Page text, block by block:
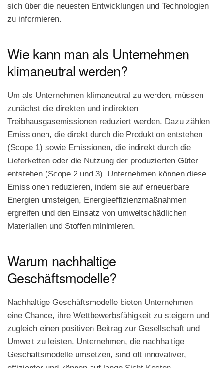
sich über die neuesten Entwicklungen und Technologien
zu informieren.
Wie kann man als Unternehmen
klimaneutral werden?
Um als Unternehmen klimaneutral zu werden, müssen
zunächst die direkten und indirekten
Treibhausgasemissionen reduziert werden. Dazu zählen
Emissionen, die direkt durch die Produktion entstehen
(Scope 1) sowie Emissionen, die indirekt durch die
Lieferketten oder die Nutzung der produzierten Güter
entstehen (Scope 2 und 3). Unternehmen können diese
Emissionen reduzieren, indem sie auf erneuerbare
Energien umsteigen, Energieeffizienzmaßnahmen
ergreifen und den Einsatz von umweltschädlichen
Materialien und Stoffen minimieren.
Warum nachhaltige
Geschäftsmodelle?
Nachhaltige Geschäftsmodelle bieten Unternehmen
eine Chance, ihre Wettbewerbsfähigkeit zu steigern und
zugleich einen positiven Beitrag zur Gesellschaft und
Umwelt zu leisten. Unternehmen, die nachhaltige
Geschäftsmodelle umsetzen, sind oft innovativer,